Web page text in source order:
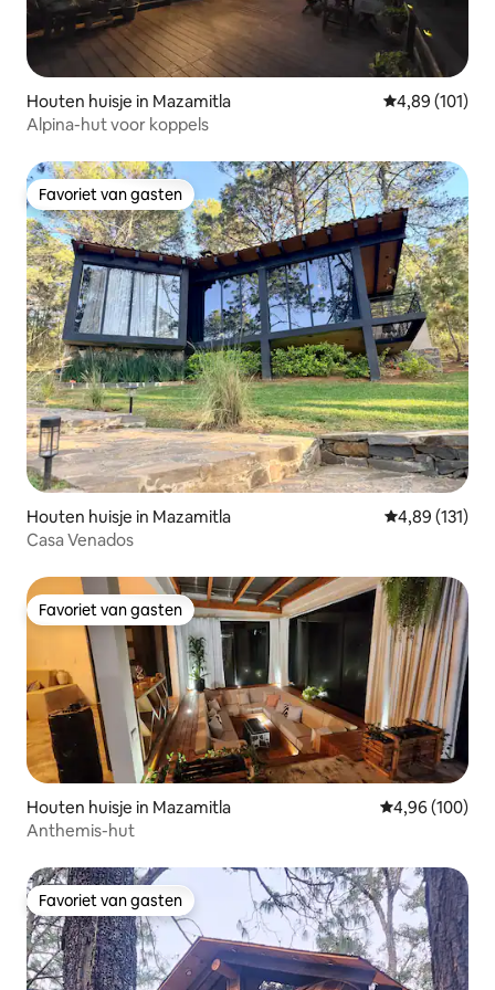
Houten huisje in Mazamitla Gemiddelde
4,89 (101)
Alpina-hut voor koppels
Favoriet van gasten
Favoriet van gasten
Houten huisje in Mazamitla Gemiddelde
4,89 (131)
Casa Venados
Favoriet van gasten
Favoriet van gasten
Houten huisje in Mazamitla Gemiddelde
4,96 (100)
Anthemis-hut
Favoriet van gasten
Favoriet van gasten